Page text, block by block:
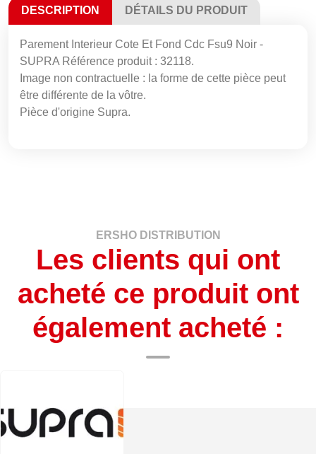
DESCRIPTION DÉTAILS DU PRODUIT
Parement Interieur Cote Et Fond Cdc Fsu9 Noir -
SUPRA Référence produit : 32118.
Image non contractuelle : la forme de cette pièce peut
être différente de la vôtre.
Pièce d'origine Supra.
ERSHO DISTRIBUTION
Les clients qui ont
acheté ce produit ont
également acheté :